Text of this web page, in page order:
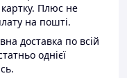
Плюс не
на пошті.
доставка по всій
однієї